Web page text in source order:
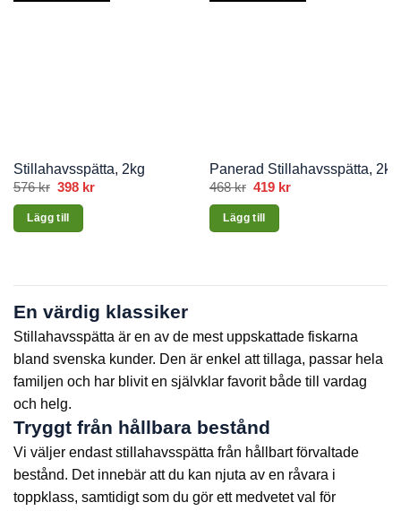
Stillahavsspätta, 2kg
576kr Det
priset
var:
576 kr.
398 krDet
Lägg till
Panerad Stillahavsspätta, 2kg
468kr Det
priset
var:
468 kr.
419 krDet
Lägg till
En värdig klassiker
Stillahavsspätta är en av de mest uppskattade fiskarna
bland svenska kunder. Den är enkel att tillaga, passar hela
familjen och har blivit en självklar favorit både till vardag
och helg.
Tryggt från hållbara bestånd
Vi väljer endast stillahavsspätta från hållbart förvaltade
bestånd. Det innebär att du kan njuta av en råvara i
toppklass, samtidigt som du gör ett medvetet val för